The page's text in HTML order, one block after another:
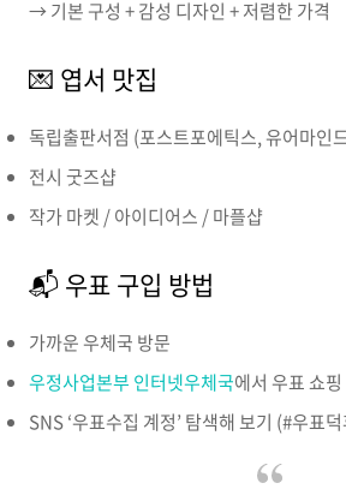
→ 기본 구성 + 감성 디자인 + 저렴한 가격
💌 엽서 맛집
독립출판서점 (포스트포에틱스, 유어마인
전시 굿즈샵
작가 마켓 / 아이디어스 / 마플샵
📬 우표 구입 방법
가까운 우체국 방문
우정사업본부 인터넷우체국에서 우표 쇼핑
SNS ‘우표수집 계정’ 탐색해 보기 (#우표